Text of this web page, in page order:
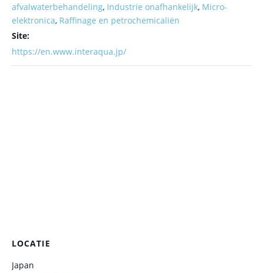
afvalwaterbehandeling, Industrie onafhankelijk, Micro-
elektronica, Raffinage en petrochemicaliën
Site:
https://en.www.interaqua.jp/
LOCATIE
Japan